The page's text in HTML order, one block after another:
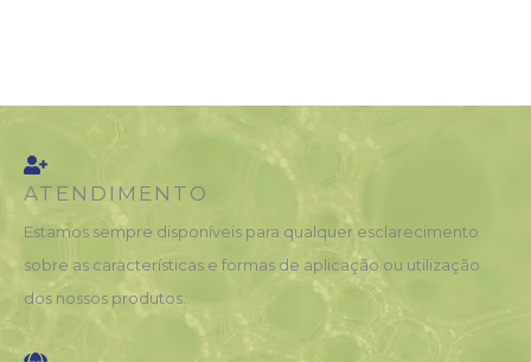
ATENDIMENTO
Estamos sempre disponíveis para qualquer esclarecimento
sobre as características e formas de aplicação ou utilização
dos nossos produtos.